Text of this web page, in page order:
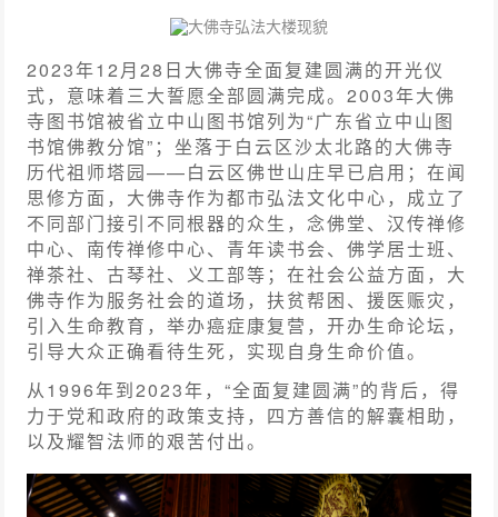
大佛寺弘法大楼现貌
2023年12月28日大佛寺全面复建圆满的开光仪
式，意味着三大誓愿全部圆满完成。2003年大佛
寺图书馆被省立中山图书馆列为“广东省立中山图
书馆佛教分馆”；坐落于白云区沙太北路的大佛寺
历代祖师塔园——白云区佛世山庄早已启用；在闻
思修方面，大佛寺作为都市弘法文化中心，成立了
不同部门接引不同根器的众生，念佛堂、汉传禅修
中心、南传禅修中心、青年读书会、佛学居士班、
禅茶社、古琴社、义工部等；在社会公益方面，大
佛寺作为服务社会的道场，扶贫帮困、援医赈灾，
引入生命教育，举办癌症康复营，开办生命论坛，
引导大众正确看待生死，实现自身生命价值。
从1996年到2023年，“全面复建圆满”的背后，得
力于党和政府的政策支持，四方善信的解囊相助，
以及耀智法师的艰苦付出。